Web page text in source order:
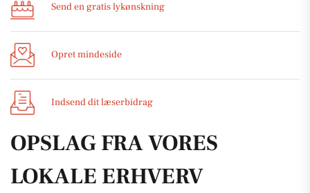
Send en gratis lykønskning
Opret mindeside
Indsend dit læserbidrag
OPSLAG FRA VORES
LOKALE ERHVERV